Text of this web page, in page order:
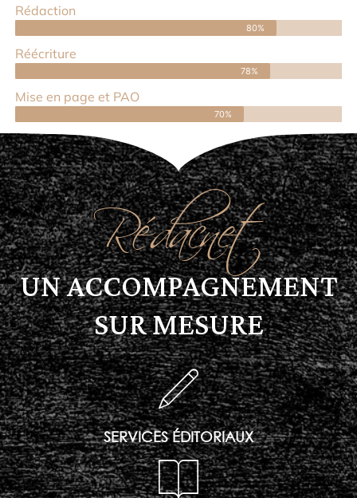
Rédaction
80%
Réécriture
78%
Mise en page et PAO
70%
Rédacnet
UN ACCOMPAGNEMENT
SUR MESURE
SERVICES ÉDITORIAUX